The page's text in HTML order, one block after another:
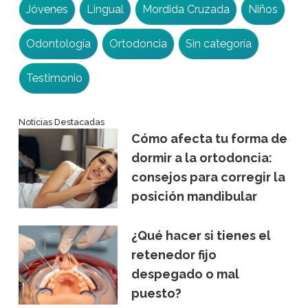
Jóvenes Lingual Mordida Cruzada Niños
Odontología Ortodoncia Sin categoría
Testimonio
Noticias Destacadas
Cómo afecta tu forma de
dormir a la ortodoncia:
consejos para corregir la
posición mandibular
¿Qué hacer si tienes el
retenedor fijo
despegado o mal
puesto?